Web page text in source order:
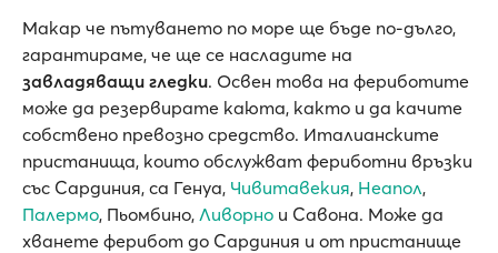
Макар че пътуването по море ще бъде по-дълго,
гарантираме, че ще се насладите на
завладяващи гледки. Освен това на фериботите
може да резервирате каюта, както и да качите
собствено превозно средство. Италианските
пристанища, които обслужват фериботни връзки
със Сардиния, са Генуа, Чивитавекия, Неапол,
Палермо, Пьомбино, Ливорно и Савона. Може да
хванете ферибот до Сардиния и от пристанище